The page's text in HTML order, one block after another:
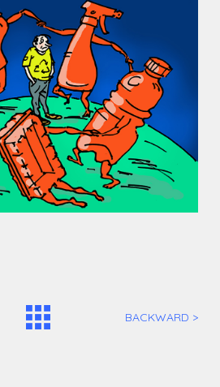
BACKWARD >